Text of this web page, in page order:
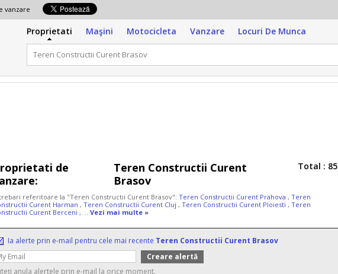
vanzare
Proprietati Maşini Motocicleta Vanzare Locuri De Munca
de
Teren Constructii Curent
Brasov
Total : 85
referitoare la "Teren Constructii Curent Brasov": Teren Constructii Curent Prahova , Teren
Curent Harman , Teren Constructii Curent Cluj , Teren Constructii Curent Ploiesti , Teren
Curent Berceni , ... Vezi mai multe »
Ia alerte prin e-mail pentru cele mai recente Teren Constructii Curent Brasov
anula alertele prin e-mail la orice moment.